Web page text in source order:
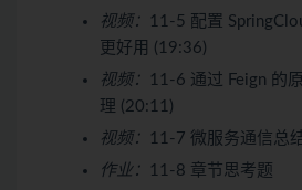
视频：
11-5 配置
更好用 (19:36)
视频：
11-6 通过 Feign 的
理 (20:11)
视频：
11-7 微服务通信总
作业：
11-8 章节思考题